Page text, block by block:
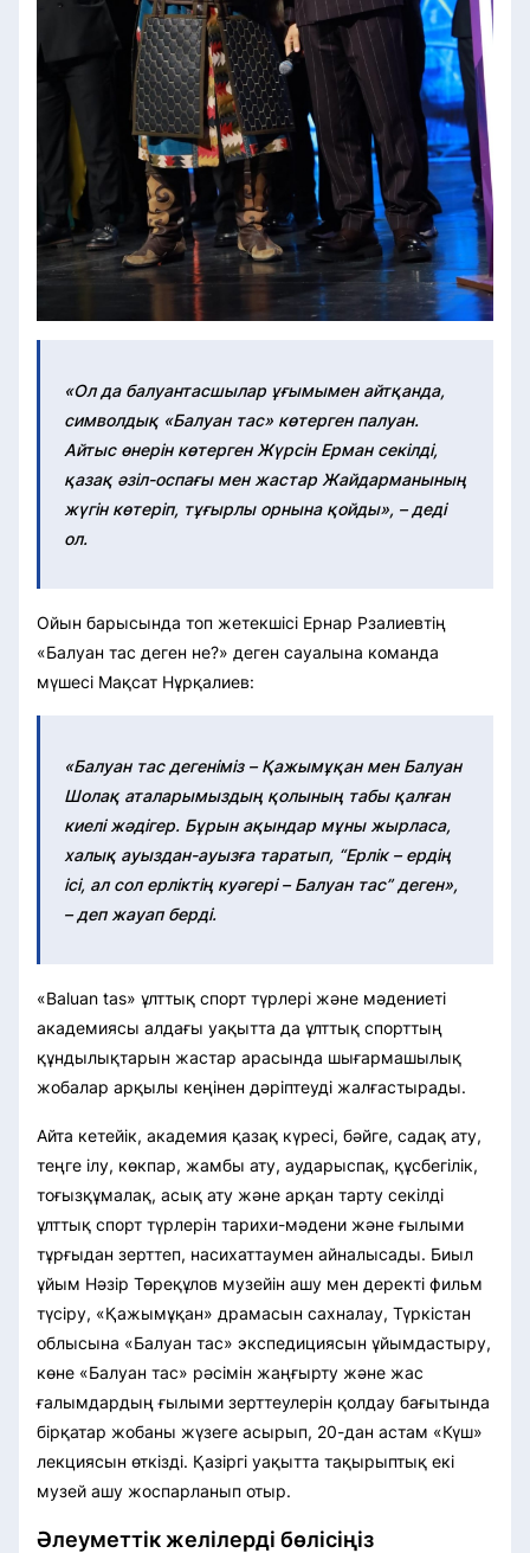
«Ол да балуантасшылар ұғымымен айтқанда,
символдық «Балуан тас» көтерген палуан.
Айтыс өнерін көтерген Жүрсін Ерман секілді,
қазақ әзіл-оспағы мен жастар Жайдарманының
жүгін көтеріп, тұғырлы орнына қойды», – деді
ол.
Ойын барысында топ жетекшісі Ернар Рзалиевтің
«Балуан тас деген не?» деген сауалына команда
мүшесі Мақсат Нұрқалиев:
«Балуан тас дегеніміз – Қажымұқан мен Балуан
Шолақ аталарымыздың қолының табы қалған
киелі жәдігер. Бұрын ақындар мұны жырласа,
халық ауыздан-ауызға таратып, “Ерлік – ердің
ісі, ал сол ерліктің куәгері – Балуан тас” деген»,
– деп жауап берді.
«Baluan tas» ұлттық спорт түрлері және мәдениеті
академиясы алдағы уақытта да ұлттық спорттың
құндылықтарын жастар арасында шығармашылық
жобалар арқылы кеңінен дәріптеуді жалғастырады.
Айта кетейік, академия қазақ күресі, бәйге, садақ ату,
теңге ілу, көкпар, жамбы ату, аударыспақ, құсбегілік,
тоғызқұмалақ, асық ату және арқан тарту секілді
ұлттық спорт түрлерін тарихи-мәдени және ғылыми
тұрғыдан зерттеп, насихаттаумен айналысады. Биыл
ұйым Нәзір Төреқұлов музейін ашу мен деректі фильм
түсіру, «Қажымұқан» драмасын сахналау, Түркістан
облысына «Балуан тас» экспедициясын ұйымдастыру,
көне «Балуан тас» рәсімін жаңғырту және жас
ғалымдардың ғылыми зерттеулерін қолдау бағытында
бірқатар жобаны жүзеге асырып, 20-дан астам «Күш»
лекциясын өткізді. Қазіргі уақытта тақырыптық екі
музей ашу жоспарланып отыр.
Әлеуметтік желілерді бөлісіңіз